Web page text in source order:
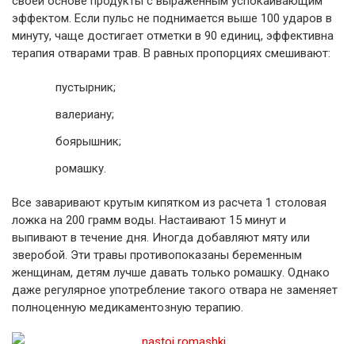
эффектом. Если пульс не поднимается выше 100 ударов в
минуту, чаще достигает отметки в 90 единиц, эффективна
терапия отварами трав. В равных пропорциях смешивают:
пустырник;
валериану;
боярышник;
ромашку.
Все заваривают крутым кипятком из расчета 1 столовая
ложка на 200 грамм воды. Настаивают 15 минут и
выпивают в течение дня. Иногда добавляют мяту или
зверобой. Эти травы противопоказаны беременным
женщинам, детям лучше давать только ромашку. Однако
даже регулярное употребление такого отвара не заменяет
полноценную медикаментозную терапию.